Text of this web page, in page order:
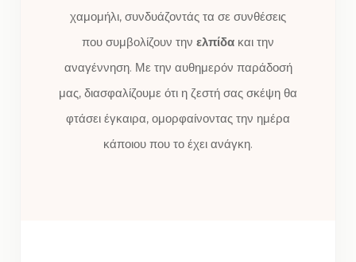
χαμομήλι, συνδυάζοντάς τα σε συνθέσεις
που συμβολίζουν την ελπίδα και την
αναγέννηση. Με την αυθημερόν παράδοσή
μας, διασφαλίζουμε ότι η ζεστή σας σκέψη θα
φτάσει έγκαιρα, ομορφαίνοντας την ημέρα
κάποιου που το έχει ανάγκη.